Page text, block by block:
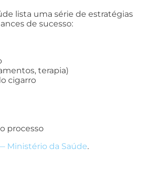
lista uma série de estratégias
de sucesso:
terapia)
cigarro
processo
Ministério da Saúde.